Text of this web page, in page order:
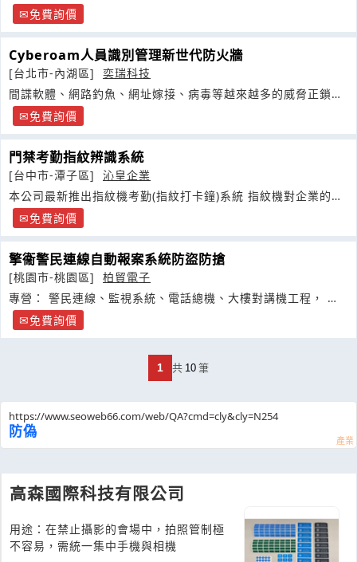
免費詢價
Cyberoam人員識別管理新世代防火牆
[台北市-內湖區]
奕瑞科技
間諜軟體、網路釣魚、網址嫁接、病毒等越來越多的威脅正鎖定
個別使用者
免費詢價
門禁考勤指紋辨識系統
[台中市-潭子區]
沁皇企業
本公司最新推出指紋機考勤(指紋打卡鐘)系統 指紋機對企業的幫
助 免費詢價
擎衞警民連線自動報案系統防盜防搶
[桃園市-桃園區]
柏貿電子
專營： 警民連線、監視系統、電話總機、大樓對講機工程， 銀
髮族遠距安全相關施工
免費詢價
1 共 10 筆
https://www.seoweb66.com/web/QA?cmd=cly&cly=N254
防偽
高森國際科技有限公司
用途：在禁止攝影的會場中，拍照管制極
不容易，需統一集中手機與相機